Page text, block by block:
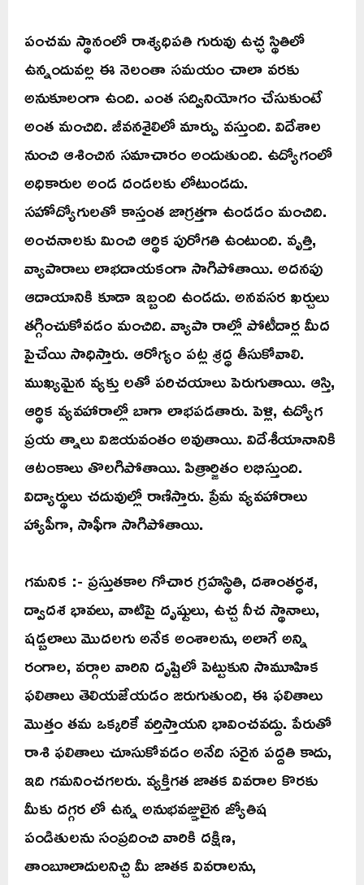
పంచమ స్థానంలో రాశ్యధిపతి గురువు ఉచ్ఛ స్థితిలో
ఉన్నందువల్ల ఈ నెలంతా సమయం చాలా వరకు
అనుకూలంగా ఉంది. ఎంత సద్వినియోగం చేసుకుంటే
అంత మంచిది. జీవనశైలిలో మార్పు వస్తుంది. విదేశాల
నుంచి ఆశించిన సమాచారం అందుతుంది. ఉద్యోగంలో
అధికారుల అండ దండలకు లోటుండదు.
సహోద్యోగులతో కాస్తంత జాగ్రత్తగా ఉండడం మంచిది.
అంచనాలకు మించి ఆర్థిక పురోగతి ఉంటుంది. వృత్తి,
వ్యాపారాలు లాభదాయకంగా సాగిపోతాయి. అదనపు
ఆదాయానికి కూడా ఇబ్బంది ఉండదు. అనవసర ఖర్చులు
తగ్గించుకోవడం మంచిది. వ్యాపా రాల్లో పోటీదార్ల మీద
పైచేయి సాధిస్తారు. ఆరోగ్యం పట్ల శ్రద్ధ తీసుకోవాలి.
ముఖ్యమైన వ్యక్తు లతో పరిచయాలు పెరుగుతాయి. ఆస్తి,
ఆర్థిక వ్యవహారాల్లో బాగా లాభపడతారు. పెళ్లి, ఉద్యోగ
ప్రయ త్నాలు విజయవంతం అవుతాయి. విదేశీయానానికి
ఆటంకాలు తొలగిపోతాయి. పిత్రార్జితం లభిస్తుంది.
విద్యార్థులు చదువుల్లో రాణిస్తారు. ప్రేమ వ్యవహారాలు
హ్యాపీగా, సాఫీగా సాగిపోతాయి.
గమనిక :- ప్రస్తుతకాల గోచార గ్రహస్థితి, దశాంతర్ధశ,
ద్వాదశ భావలు, వాటిపై దృష్టులు, ఉచ్చ నీచ స్థానాలు,
షడ్బలాలు మొదలగు అనేక అంశాలను, అలాగే అన్ని
రంగాల, వర్గాల వారిని దృష్టిలో పెట్టుకుని సామూహిక
ఫలితాలు తెలియజేయడం జరుగుతుంది, ఈ ఫలితాలు
మొత్తం తమ ఒక్కరికే వర్తిస్తాయని భావించవద్దు. పేరుతో
రాశి ఫలితాలు చూసుకోవడం అనేది సరైన పద్దతి కాదు,
ఇది గమనించగలరు. వ్యక్తిగత జాతక వివరాల కొరకు
మీకు దగ్గర లో ఉన్న అనుభవజ్ఞులైన జ్యోతిష
పండితులను సంప్రదించి వారికి దక్షిణ,
తాంబూలాదులనిచ్చి మీ జాతక వివరాలను,